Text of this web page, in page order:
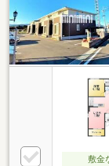
敷金